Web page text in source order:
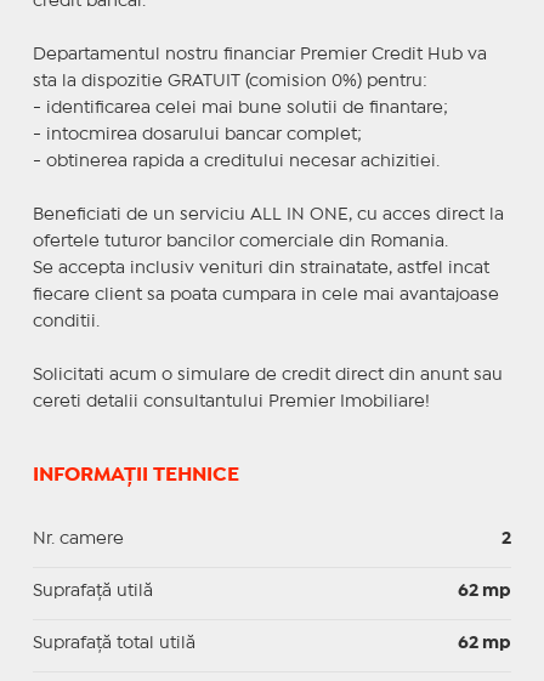
Departamentul nostru financiar Premier Credit Hub va
sta la dispozitie GRATUIT (comision 0%) pentru:
- identificarea celei mai bune solutii de finantare;
- intocmirea dosarului bancar complet;
- obtinerea rapida a creditului necesar achizitiei.
Beneficiati de un serviciu ALL IN ONE, cu acces direct la
ofertele tuturor bancilor comerciale din Romania.
Se accepta inclusiv venituri din strainatate, astfel incat
fiecare client sa poata cumpara in cele mai avantajoase
conditii.
Solicitati acum o simulare de credit direct din anunt sau
cereti detalii consultantului Premier Imobiliare!
INFORMAȚII TEHNICE
Nr. camere 2
Suprafaţă utilă 62 mp
Suprafaţă total utilă 62 mp